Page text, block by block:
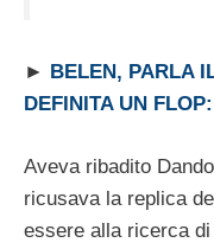
►
BELEN, PARLA
DEFINITA UN
Aveva ribadito
ricusava la replica
essere alla ricerca